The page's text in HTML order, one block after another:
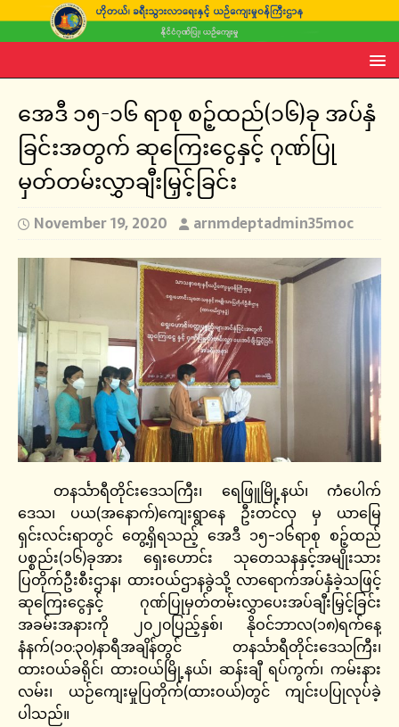
အေဒီ ၁၅-၁၆ ရာစု စဉ့်ထည်(၁၆)ခု အပ်နှံ
ခြင်းအတွက် ဆုကြေးငွေနှင့် ဂုဏ်ပြု
မှတ်တမ်းလွှာချီးမြှင့်ခြင်း
November 19, 2020 arnmdeptadmin35moc
တနင်္သာရီတိုင်းဒေသကြီး၊ ရေဖြူမြို့နယ်၊ ကံပေါက်
ဒေသ၊ ပယ(အနောက်)ကျေးရွာနေ ဦးတင်လှ မှ ယာမြေ
ရှင်းလင်းရာတွင် တွေ့ရှိရသည့် အေဒီ ၁၅-၁၆ရာစု စဉ့်ထည်
ပစ္စည်း(၁၆)ခုအား ရှေးဟောင်း သုတေသနနှင့်အမျိုးသား
ပြတိုက်ဦးစီးဌာန၊ ထားဝယ်ဌာနခွဲသို့ လာရောက်အပ်နှံခဲ့သဖြင့်
ဆုကြေးငွေနှင့် ဂုဏ်ပြုမှတ်တမ်းလွှာပေးအပ်ချီးမြှင့်ခြင်း
အခမ်းအနားကို ၂၀၂၀ပြည့်နှစ်၊ နိုဝင်ဘာလ(၁၈)ရက်နေ့
နံနက်(၁၀:၃၀)နာရီအချိန်တွင် တနင်္သာရီတိုင်းဒေသကြီး၊
ထားဝယ်ခရိုင်၊ ထားဝယ်မြို့နယ်၊ ဆန်းချီ ရပ်ကွက်၊ ကမ်းနား
လမ်း၊ ယဉ်ကျေးမှုပြတိုက်(ထားဝယ်)တွင် ကျင်းပပြုလုပ်ခဲ့
ပါသည်။